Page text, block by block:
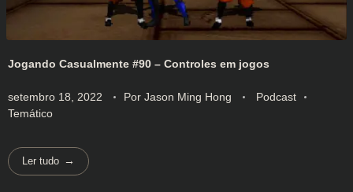
Jogando Casualmente #90 – Controles em jogos
setembro 18, 2022 Por Jason Ming Hong
Podcast
Temático
Ler tudo